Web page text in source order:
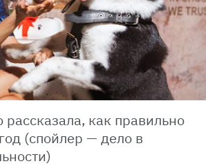
рассказала, как правильно
(спойлер — дело в